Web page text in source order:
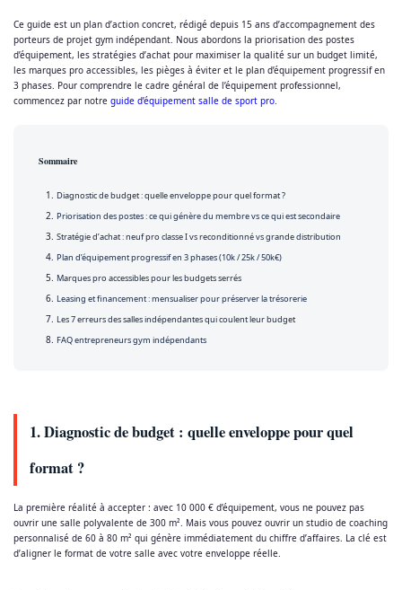
Ce guide est un plan d’action concret, rédigé depuis 15 ans d’accompagnement des
porteurs de projet gym indépendant. Nous abordons la priorisation des postes
d’équipement, les stratégies d’achat pour maximiser la qualité sur un budget limité,
les marques pro accessibles, les pièges à éviter et le plan d’équipement progressif en
3 phases. Pour comprendre le cadre général de l’équipement professionnel,
commencez par notre guide d’équipement salle de sport pro.
Sommaire
Diagnostic de budget : quelle enveloppe pour quel format ?
Priorisation des postes : ce qui génère du membre vs ce qui est secondaire
Stratégie d’achat : neuf pro classe I vs reconditionné vs grande distribution
Plan d’équipement progressif en 3 phases (10k / 25k / 50k€)
Marques pro accessibles pour les budgets serrés
Leasing et financement : mensualiser pour préserver la trésorerie
Les 7 erreurs des salles indépendantes qui coulent leur budget
FAQ entrepreneurs gym indépendants
1. Diagnostic de budget : quelle enveloppe pour quel
format ?
La première réalité à accepter : avec 10 000 € d’équipement, vous ne pouvez pas
ouvrir une salle polyvalente de 300 m². Mais vous pouvez ouvrir un studio de coaching
personnalisé de 60 à 80 m² qui génère immédiatement du chiffre d’affaires. La clé est
d’aligner le format de votre salle avec votre enveloppe réelle.